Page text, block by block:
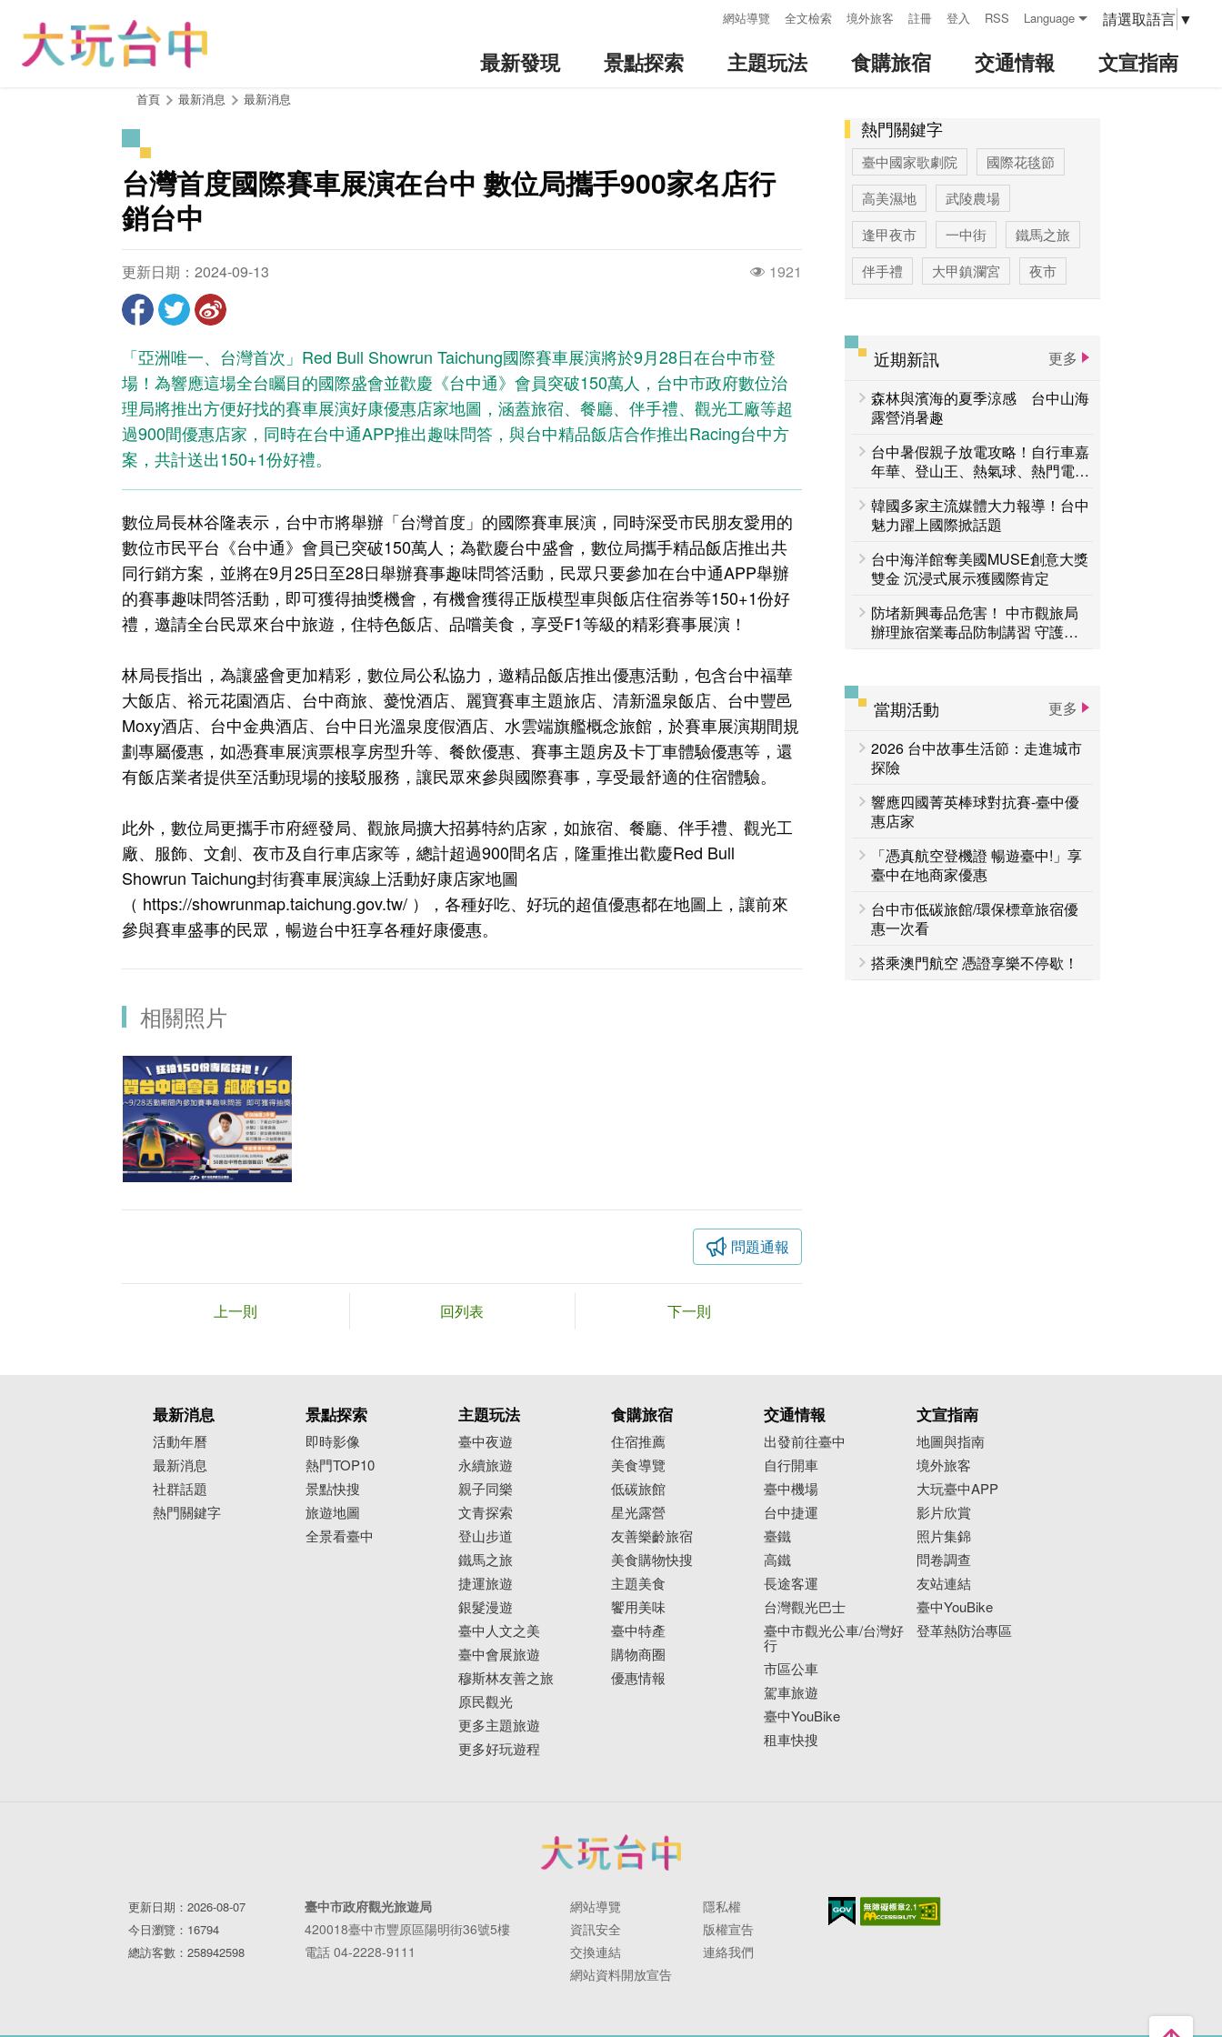
網站導覽 全文檢索 境外旅客 註冊 登入 RSS Language 請選取語言 ▼
最新發現 景點探索 主題玩法 食購旅宿 交通情報 文宣指南
首頁 最新消息 最新消息
台灣首度國際賽車展演在台中 數位局攜手900家名店行
銷台中
更新日期：2024-09-13 1921
「亞洲唯一、台灣首次」Red Bull Showrun Taichung國際賽車展演將於9月28日在台中市登
場！為響應這場全台矚目的國際盛會並歡慶《台中通》會員突破150萬人，台中市政府數位治
理局將推出方便好找的賽車展演好康優惠店家地圖，涵蓋旅宿、餐廳、伴手禮、觀光工廠等超
過900間優惠店家，同時在台中通APP推出趣味問答，與台中精品飯店合作推出Racing台中方
案，共計送出150+1份好禮。
數位局長林谷隆表示，台中市將舉辦「台灣首度」的國際賽車展演，同時深受市民朋友愛用的
數位市民平台《台中通》會員已突破150萬人；為歡慶台中盛會，數位局攜手精品飯店推出共
同行銷方案，並將在9月25日至28日舉辦賽事趣味問答活動，民眾只要參加在台中通APP舉辦
的賽事趣味問答活動，即可獲得抽獎機會，有機會獲得正版模型車與飯店住宿券等150+1份好
禮，邀請全台民眾來台中旅遊，住特色飯店、品嚐美食，享受F1等級的精彩賽事展演！
林局長指出，為讓盛會更加精彩，數位局公私協力，邀精品飯店推出優惠活動，包含台中福華
大飯店、裕元花園酒店、台中商旅、薆悅酒店、麗寶賽車主題旅店、清新溫泉飯店、台中豐邑
Moxy酒店、台中金典酒店、台中日光溫泉度假酒店、水雲端旗艦概念旅館，於賽車展演期間規
劃專屬優惠，如憑賽車展演票根享房型升等、餐飲優惠、賽事主題房及卡丁車體驗優惠等，還
有飯店業者提供至活動現場的接駁服務，讓民眾來參與國際賽事，享受最舒適的住宿體驗。
此外，數位局更攜手市府經發局、觀旅局擴大招募特約店家，如旅宿、餐廳、伴手禮、觀光工
廠、服飾、文創、夜市及自行車店家等，總計超過900間名店，隆重推出歡慶Red Bull
Showrun Taichung封街賽車展演線上活動好康店家地圖
（ https://showrunmap.taichung.gov.tw/ ），各種好吃、好玩的超值優惠都在地圖上，讓前來
參與賽車盛事的民眾，暢遊台中狂享各種好康優惠。
相關照片
問題通報
上一則 回列表 下一則
熱門關鍵字
臺中國家歌劇院
國際花毯節
高美濕地
武陵農場
逢甲夜市
一中街
鐵馬之旅
伴手禮
大甲鎮瀾宮
夜市
台中活動
主題遊程
台中国家歌剧院
近期新訊
更多
森林與濱海的夏季涼感 台中山海
露營消暑趣
台中暑假親子放電攻略！自行車嘉
年華、登山王、熱氣球、熱門電影
韓國多家主流媒體大力報導！台中
魅力躍上國際掀話題
台中海洋館奪美國MUSE創意大獎
雙金 沉浸式展示獲國際肯定
防堵新興毒品危害！ 中市觀旅局
辦理旅宿業毒品防制講習 守護旅
客安全
當期活動
更多
2026 台中故事生活節：走進城市
探險
響應四國菁英棒球對抗賽-臺中優
惠店家
「憑真航空登機證 暢遊臺中!」享
臺中在地商家優惠
台中市低碳旅館/環保標章旅宿優
惠一次看
搭乘澳門航空 憑證享樂不停歇！
最新消息
活動年曆
最新消息
社群話題
熱門關鍵字
景點探索
即時影像
熱門TOP10
景點快搜
旅遊地圖
全景看臺中
主題玩法
臺中夜遊
永續旅遊
親子同樂
文青探索
登山步道
鐵馬之旅
捷運旅遊
銀髮漫遊
臺中人文之美
臺中會展旅遊
穆斯林友善之旅
原民觀光
更多主題旅遊
更多好玩遊程
食購旅宿
住宿推薦
美食導覽
低碳旅館
星光露營
友善樂齡旅宿
美食購物快搜
主題美食
饗用美味
臺中特產
購物商圈
優惠情報
交通情報
出發前往臺中
自行開車
臺中機場
台中捷運
臺鐵
高鐵
長途客運
台灣觀光巴士
臺中市觀光公車/台灣好
行
市區公車
駕車旅遊
臺中YouBike
租車快搜
文宣指南
地圖與指南
境外旅客
大玩臺中APP
影片欣賞
照片集錦
問卷調查
友站連結
臺中YouBike
登革熱防治專區
更新日期：2026-08-07
今日瀏覽：16794
總訪客數：258942598
臺中市政府觀光旅遊局
420018臺中市豐原區陽明街36號5樓
電話 04-2228-9111
網站導覽
隱私權
資訊安全
版權宣告
交換連結
連絡我們
網站資料開放宣告